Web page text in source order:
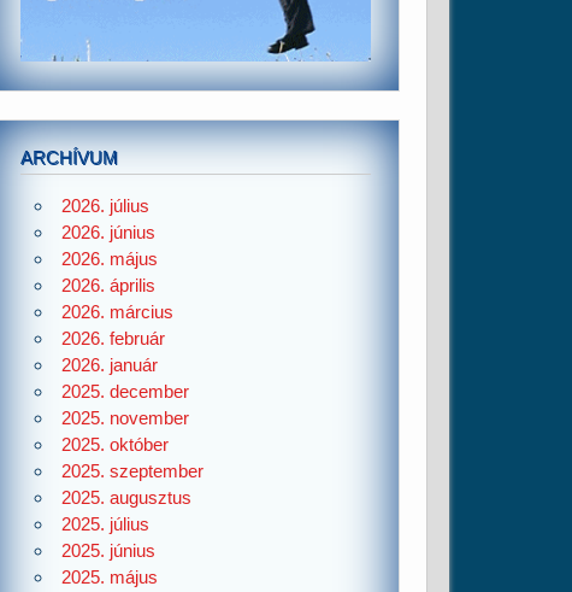
ARCHÍVUM
2026. július
2026. június
2026. május
2026. április
2026. március
2026. február
2026. január
2025. december
2025. november
2025. október
2025. szeptember
2025. augusztus
2025. július
2025. június
2025. május